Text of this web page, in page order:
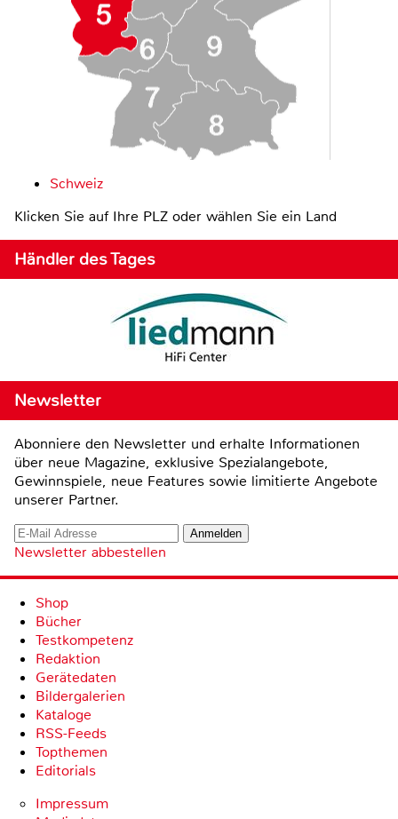
Schweiz
Klicken Sie auf Ihre PLZ oder wählen Sie ein Land
Händler des Tages
Newsletter
Abonniere den Newsletter und erhalte Informationen
über neue Magazine, exklusive Spezialangebote,
Gewinnspiele, neue Features sowie limitierte Angebote
unserer Partner.
Newsletter abbestellen
Shop
Bücher
Testkompetenz
Redaktion
Gerätedaten
Bildergalerien
Kataloge
RSS-Feeds
Topthemen
Editorials
Impressum